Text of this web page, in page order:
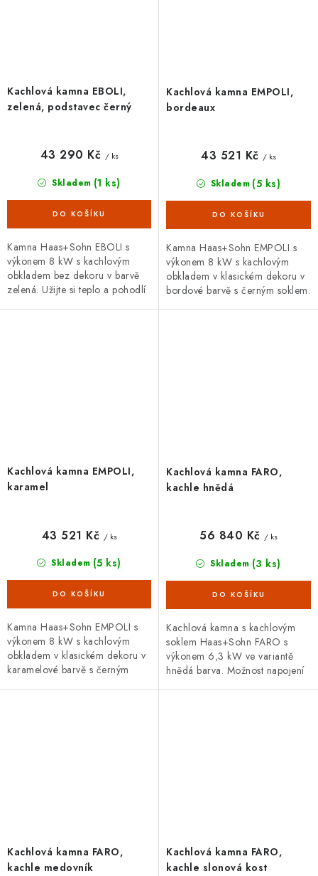
Kachlová kamna EBOLI,
zelená, podstavec černý
Skladem (1 ks)
43 290 Kč / ks
Kamna Haas+Sohn EBOLI s
výkonem 8 kW s kachlovým
obkladem bez dekoru v barvě
zelená. Užijte si teplo a pohodlí
Kachlová kamna EMPOLI,
bordeaux
Skladem (5 ks)
43 521 Kč / ks
Kamna Haas+Sohn EMPOLI s
výkonem 8 kW s kachlovým
obkladem v klasickém dekoru v
bordové barvě s černým soklem.
Kachlová kamna EMPOLI,
karamel
Skladem (5 ks)
43 521 Kč / ks
Kamna Haas+Sohn EMPOLI s
výkonem 8 kW s kachlovým
obkladem v klasickém dekoru v
karamelové barvě s černým
Kachlová kamna FARO,
kachle hnědá
Skladem (3 ks)
56 840 Kč / ks
Kachlová kamna s kachlovým
soklem Haas+Sohn FARO s
výkonem 6,3 kW ve variantě
hnědá barva. Možnost napojení
Kachlová kamna FARO,
kachle medovník
Kachlová kamna FARO,
kachle slonová kost